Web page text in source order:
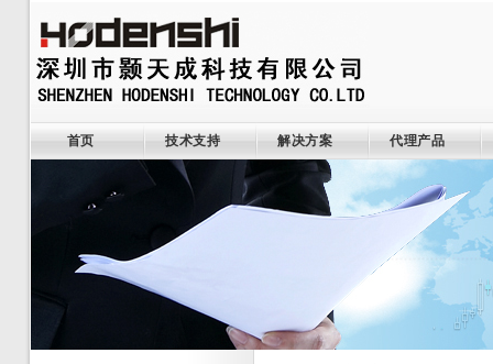
首页 技术支持 解决方案 代理产品